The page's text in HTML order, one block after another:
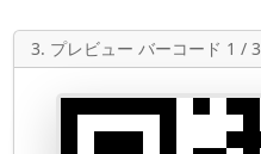
3. プレビュー バーコード 1 / 3